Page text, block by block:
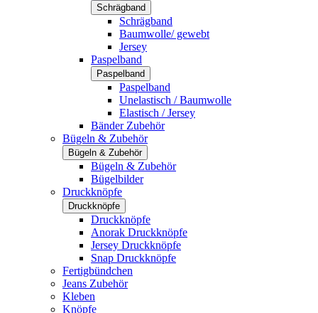
Schrägband
Schrägband
Baumwolle/ gewebt
Jersey
Paspelband
Paspelband
Paspelband
Unelastisch / Baumwolle
Elastisch / Jersey
Bänder Zubehör
Bügeln & Zubehör
Bügeln & Zubehör
Bügeln & Zubehör
Bügelbilder
Druckknöpfe
Druckknöpfe
Druckknöpfe
Anorak Druckknöpfe
Jersey Druckknöpfe
Snap Druckknöpfe
Fertigbündchen
Jeans Zubehör
Kleben
Knöpfe